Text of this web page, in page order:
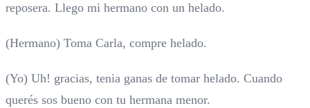
reposera. Llego mi hermano con un helado.
(Hermano) Toma Carla, compre helado.
(Yo) Uh! gracias, tenia ganas de tomar helado. Cuando
querés sos bueno con tu hermana menor.